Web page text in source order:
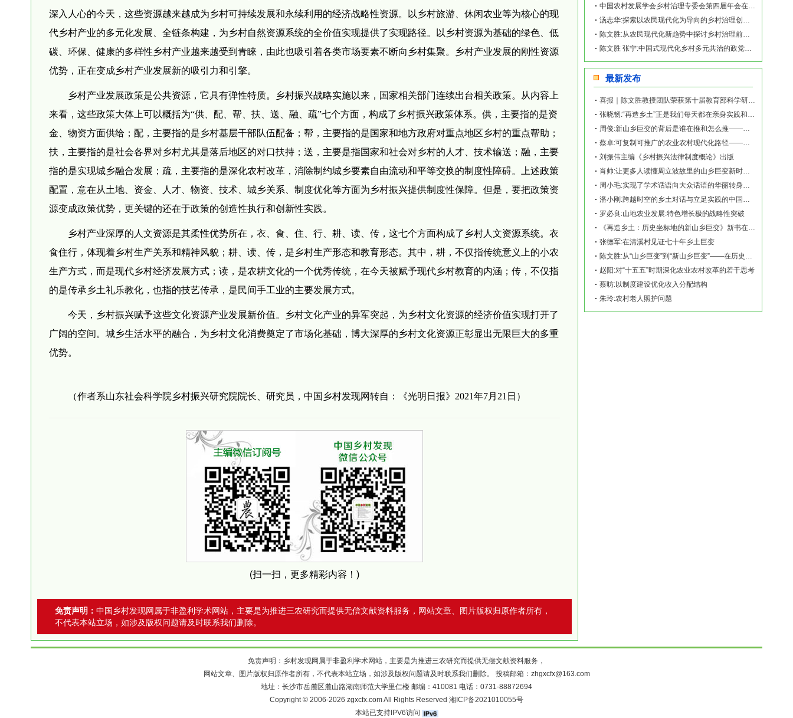
深入人心的今天，这些资源越来越成为乡村可持续发展和永续利用的经济战略性资源。以乡村旅游、休闲农业等为核心的现
代乡村产业的多元化发展、全链条构建，为乡村自然资源系统的全价值实现提供了实现路径。以乡村资源为基础的绿色、低
碳、环保、健康的多样性乡村产业越来越受到青睐，由此也吸引着各类市场要素不断向乡村集聚。乡村产业发展的刚性资源
优势，正在变成乡村产业发展新的吸引力和引擎。
乡村产业发展政策是公共资源，它具有弹性特质。乡村振兴战略实施以来，国家相关部门连续出台相关政策。从内容上
来看，这些政策大体上可以概括为“供、配、帮、扶、送、融、疏”七个方面，构成了乡村振兴政策体系。供，主要指的是资
金、物资方面供给；配，主要指的是乡村基层干部队伍配备；帮，主要指的是国家和地方政府对重点地区乡村的重点帮助；
扶，主要指的是社会各界对乡村尤其是落后地区的对口扶持；送，主要是指国家和社会对乡村的人才、技术输送；融，主要
指的是实现城乡融合发展；疏，主要指的是深化农村改革，消除制约城乡要素自由流动和平等交换的制度性障碍。上述政策
配置，意在从土地、资金、人才、物资、技术、城乡关系、制度优化等方面为乡村振兴提供制度性保障。但是，要把政策资
源变成政策优势，更关键的还在于政策的创造性执行和创新性实践。
乡村产业深厚的人文资源是其柔性优势所在，衣、食、住、行、耕、读、传，这七个方面构成了乡村人文资源系统。衣
食住行，体现着乡村生产关系和精神风貌；耕、读、传，是乡村生产形态和教育形态。其中，耕，不仅指传统意义上的小农
生产方式，而是现代乡村经济发展方式；读，是农耕文化的一个优秀传统，在今天被赋予现代乡村教育的内涵；传，不仅指
的是传承乡土礼乐教化，也指的技艺传承，是民间手工业的主要发展方式。
今天，乡村振兴赋予这些文化资源产业发展新价值。乡村文化产业的异军突起，为乡村文化资源的经济价值实现打开了
广阔的空间。城乡生活水平的融合，为乡村文化消费奠定了市场化基础，博大深厚的乡村文化资源正彰显出无限巨大的多重
优势。
（作者系山东社会科学院乡村振兴研究院院长、研究员，中国乡村发现网转自：《光明日报》2021年7月21日）
(扫一扫，更多精彩内容！)
免责声明： 中国乡村发现网属于非盈利学术网站，主要是为推进三农研究而提供无偿文献资料服务，网站文章、图片版权归原作者所有，
不代表本站立场，如涉及版权问题请及时联系我们删除。
中国农村发展学会乡村治理专委会第四届年会在南宁举行
陈文胜:从农民现代化新趋势中探讨乡村治理前沿问题
陈文胜 张宁:中国式现代化乡村多元共治的政党统合生成机制
最新发布
喜报｜陈文胜教授团队荣获第十届教育部科学研究优秀成果奖（人文社会科学）
周俊:新山乡巨变的背后是谁在推和怎么推——《再造乡土:历史坐标地的新山乡巨变》新书发
蔡卓:可复制可推广的农业农村现代化路径——《再造乡土:历史坐标地的新山乡巨变》新书发
刘振伟主编《乡村振兴法律制度概论》出版
肖帅:让更多人读懂周立波故里的山乡巨变新时代故事——《再造乡土:历史坐标地的新山乡巨
周小毛:实现了学术话语向大众话语的华丽转身——《再造乡土:历史坐标地的新山乡巨变》新
罗必良:山地农业发展:特色增长极的战略性突破
《再造乡土：历史坐标地的新山乡巨变》新书在赫山清溪村首发
张德军:在清溪村见证七十年乡土巨变
赵阳:对“十五五”时期深化农业农村改革的若干思考
蔡昉:以制度建设优化收入分配结构
朱玲:农村老人照护问题
免责声明：乡村发现网属于非盈利学术网站，主要是为推进三农研究而提供无偿文献资料服务，
网站文章、图片版权归原作者所有，不代表本站立场，如涉及版权问题请及时联系我们删除。 投稿邮箱： zhgxcfx@163.com
地址：长沙市岳麓区麓山路湖南师范大学里仁楼 邮编：410081 电话：0731-88872694
Copyright © 2006-2026 zgxcfx.com All Rights Reserved 湘ICP备2021010055号
本站已支持IPV6访问